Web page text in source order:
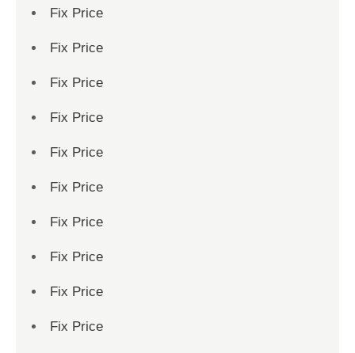
Fix Price
Fix Price
Fix Price
Fix Price
Fix Price
Fix Price
Fix Price
Fix Price
Fix Price
Fix Price